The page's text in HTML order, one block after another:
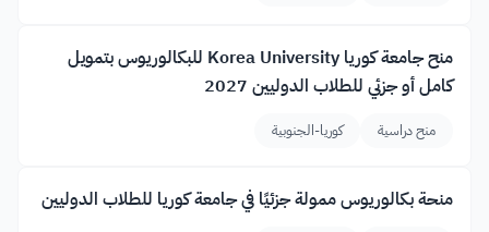
منح جامعة كوريا Korea University للبكالوريوس بتمويل
كامل أو جزئي للطلاب الدوليين 2027
منح دراسية كوريا-الجنوبية
منحة بكالوريوس ممولة جزئيًا في جامعة كوريا للطلاب الدوليين